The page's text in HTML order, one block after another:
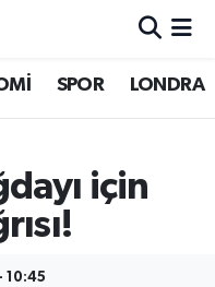
SPOR LONDRA
için
10:45